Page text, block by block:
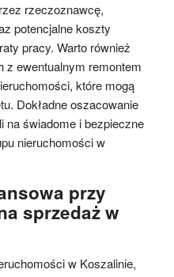
rzeczoznawcę,
potencjalne koszty
pracy. Warto również
z ewentualnym remontem
które mogą
Dokładne oszacowanie
świadome i bezpieczne
nieruchomości w
przy
sprzedaż w
w Koszalinie,